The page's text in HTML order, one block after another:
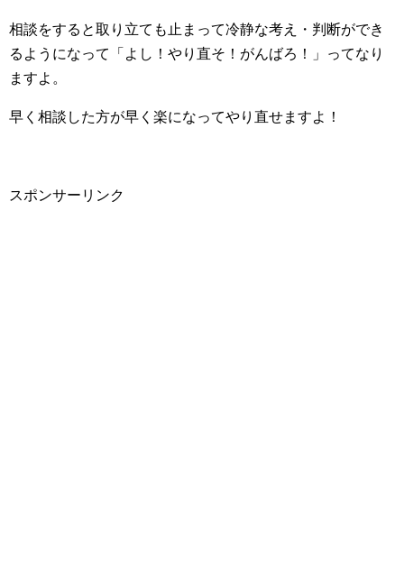
相談をすると取り立ても止まって冷静な考え・判断ができ
るようになって「よし！やり直そ！がんばろ！」ってなり
ますよ。
早く相談した方が早く楽になってやり直せますよ！
スポンサーリンク